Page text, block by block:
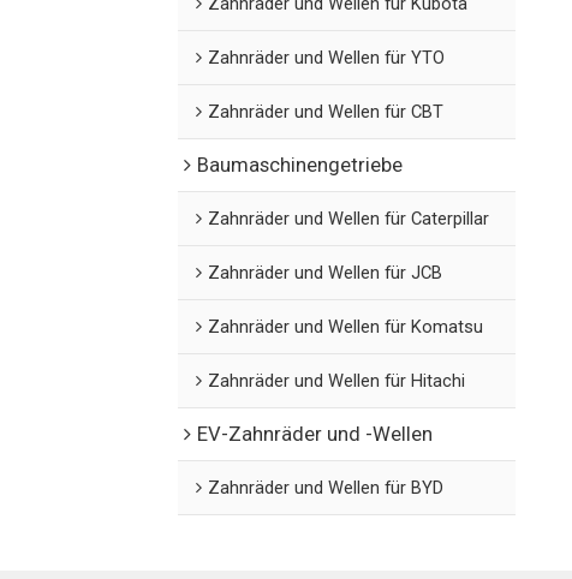
Zahnräder und Wellen für YTO
Zahnräder und Wellen für CBT
Baumaschinengetriebe
Zahnräder und Wellen für Caterpillar
Zahnräder und Wellen für JCB
Zahnräder und Wellen für Komatsu
Zahnräder und Wellen für Hitachi
EV-Zahnräder und -Wellen
Zahnräder und Wellen für BYD